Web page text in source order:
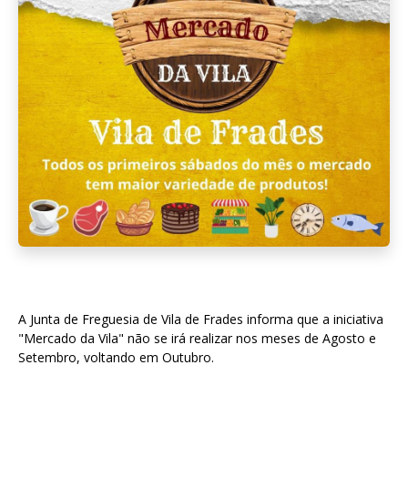
A Junta de Freguesia de Vila de Frades informa que a iniciativa
"Mercado da Vila" não se irá realizar nos meses de Agosto e
Setembro, voltando em Outubro.